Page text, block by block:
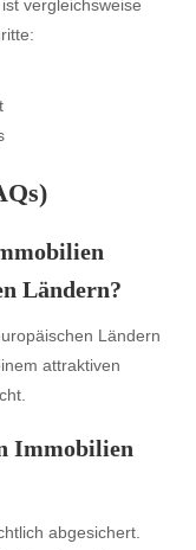
vergleichsweise
Ländern?
Ländern
attraktiven
Immobilien
abgesichert.